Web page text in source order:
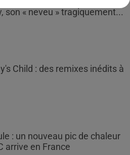
son « neveu » tragiquement...
Child : des remixes inédits à
: un nouveau pic de chaleur
arrive en France